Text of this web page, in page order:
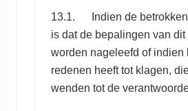
13.1. Indien de
is dat de bepalingen van
worden nageleefd of indien
redenen heeft tot klagen,
wenden tot de